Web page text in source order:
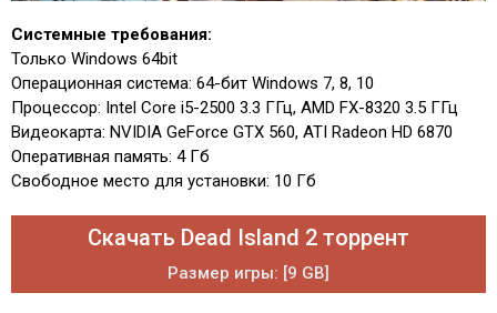
Системные требования:
Только Windows 64bit
Операционная система: 64-бит Windows 7, 8, 10
Процессор: Intel Core i5-2500 3.3 ГГц, AMD FX-8320 3.5 ГГц
Видеокарта: NVIDIA GeForce GTX 560, ATI Radeon HD 6870
Оперативная память: 4 Гб
Свободное место для установки: 10 Гб
Скачать Dead Island 2 торрент
Размер игры: [9 GB]